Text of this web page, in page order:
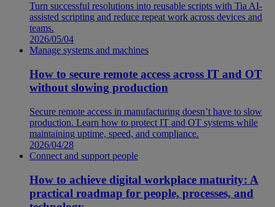
Turn successful resolutions into reusable scripts with Tia AI-
assisted scripting and reduce repeat work across devices and
teams.
2026/05/04
Manage systems and machines
How to secure remote access across IT and OT
without slowing production
Secure remote access in manufacturing doesn’t have to slow
production. Learn how to protect IT and OT systems while
maintaining uptime, speed, and compliance.
2026/04/28
Connect and support people
How to achieve digital workplace maturity: A
practical roadmap for people, processes, and